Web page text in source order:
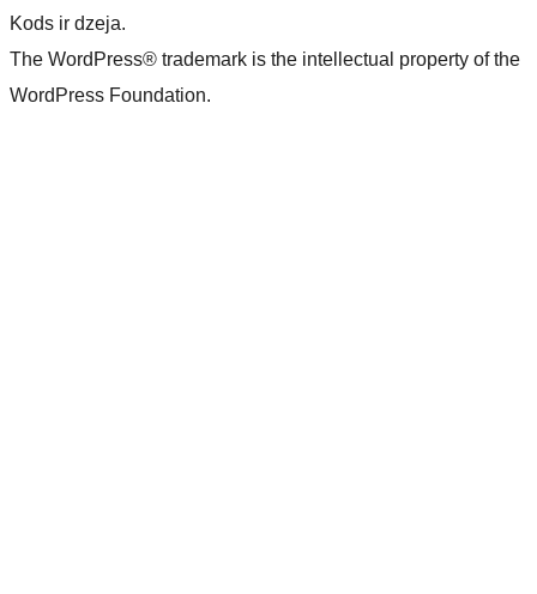
Kods ir dzeja.
The WordPress® trademark is the intellectual property of the
WordPress Foundation.